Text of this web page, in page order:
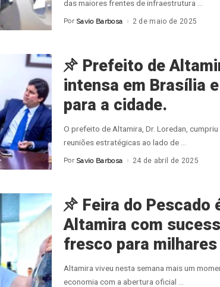
das maiores frentes de infraestrutura
Posted
Por Savio Barbosa 2 de maio de 2025
Prefeito de
intensa em Brasília
para a cidade.
O prefeito de Altamira, Dr. Loredan,
reuniões estratégicas ao lado de
Posted
Por Savio Barbosa 24 de abril de 2025
Feira do Pescado
Altamira com
fresco para
Altamira viveu nesta semana mais um
economia com a abertura oficial